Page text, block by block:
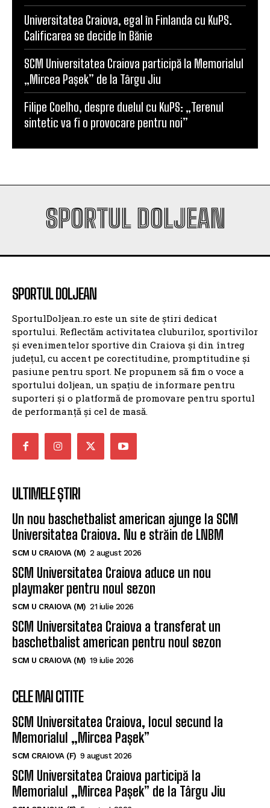
Universitatea Craiova, egal în Finlanda cu KuPS.
Calificarea se decide în Bănie
SCM Universitatea Craiova participă la Memorialul
„Mircea Pașek” de la Târgu Jiu
Filipe Coelho, despre duelul cu KuPS: „Terenul
sintetic va fi o provocare pentru noi”
SPORTUL DOLJEAN
SPORTUL DOLJEAN
SportulDoljean.ro este un site de știri dedicat
sportului. Reflectăm activitatea cluburilor, sportivilor
și evenimentelor sportive din Craiova și din întreg
județul, cu accent pe corectitudine, promptitudine și
pasiune pentru sport. Ne propunem să fim o voce a
sportului doljean, un spațiu de informare pentru
suporteri și o platformă de promovare pentru sportul
de performanță și cel de masă.
ULTIMELE ȘTIRI
Un nou baschetbalist american ajunge la SCM
Universitatea Craiova. Nu e străin de LNBM
SCM U CRAIOVA (M) 2 august 2026
SCM Universitatea Craiova aduce un nou
playmaker pentru noul sezon
SCM U CRAIOVA (M) 21 iulie 2026
SCM Universitatea Craiova a transferat un
baschetbalist american pentru noul sezon
SCM U CRAIOVA (M) 19 iulie 2026
CELE MAI CITITE
SCM Universitatea Craiova, locul secund la
Memorialul „Mircea Pașek”
SCM CRAIOVA (F) 9 august 2026
SCM Universitatea Craiova participă la
Memorialul „Mircea Pașek” de la Târgu Jiu